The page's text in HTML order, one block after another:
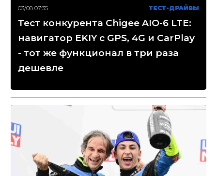
03/08 07:35 ТЕСТ-ДРАЙВЫ
Тест конкурента Chigee AIO-6 LTE:
навигатор EKIY с GPS, 4G и CarPlay
- тот же функционал в три раза
дешевле